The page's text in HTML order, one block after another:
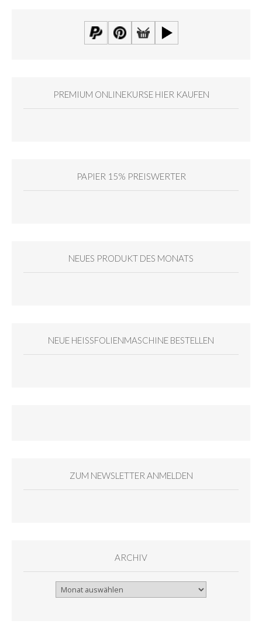
PREMIUM ONLINEKURSE HIER KAUFEN
PAPIER 15% PREISWERTER
NEUES PRODUKT DES MONATS
NEUE HEISSFOLIENMASCHINE BESTELLEN
ZUM NEWSLETTER ANMELDEN
ARCHIV
Archiv